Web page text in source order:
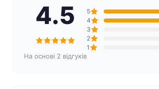
4.5
На основі 2 відгуків
5
4
3
2
1